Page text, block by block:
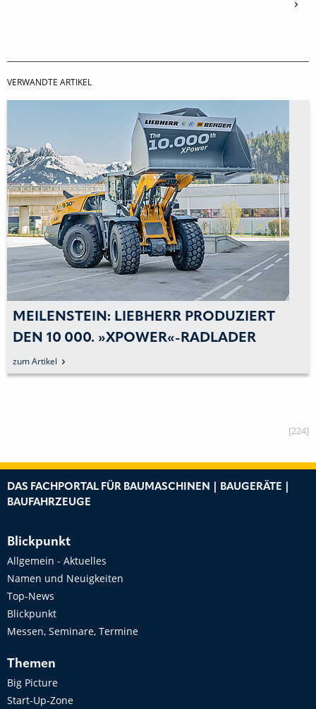
VERWANDTE ARTIKEL
MEILENSTEIN: LIEBHERR PRODUZIERT
DEN 10 000. »XPOWER«-RADLADER
zum Artikel
[224]
DAS FACHPORTAL FÜR BAUMASCHINEN | BAUGERÄTE |
BAUFAHRZEUGE
Blickpunkt
Allgemein - Aktuelles
Namen und Neuigkeiten
Top-News
Blickpunkt
Messen, Seminare, Termine
Themen
Big Picture
Start-Up-Zone